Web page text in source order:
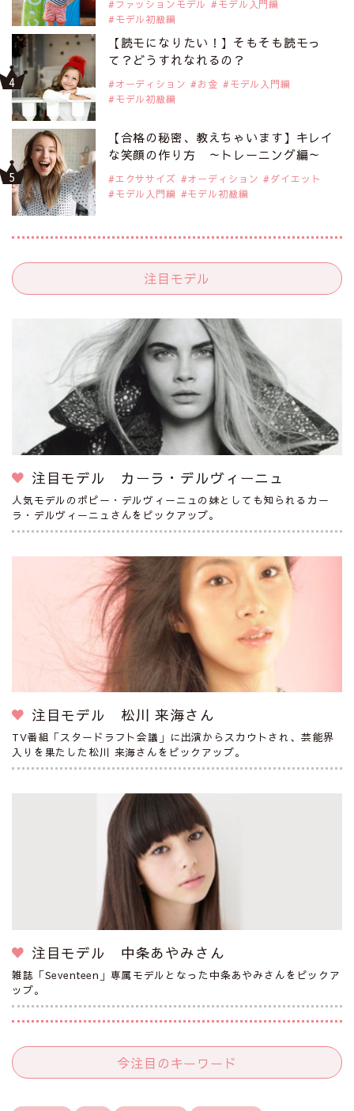
ファッションモデル
モデル入門編
モデル初級編
【読モになりたい！】そもそも読モっ
て？どうすれなれるの？
オーディション お金
モデル入門編
モデル初級編
【合格の秘密、教えちゃいます】キレイ
な笑顔の作り方 ～トレーニング編～
エクササイズ オーディション
ダイエット
モデル入門編
モデル初級編
注目モデル
注目モデル カーラ・デルヴィーニュ
人気モデルのポピー・デルヴィーニュの妹としても知られるカー
ラ・デルヴィーニュさんをピックアップ。
注目モデル 松川 来海さん
TV番組「スタードラフト会議」に出演からスカウトされ、芸能界
入りを果たした松川 来海さんをピックアップ。
注目モデル 中条あやみさん
雑誌「Seventeen」専属モデルとなった中条あやみさんをピックア
ップ。
今注目のキーワード